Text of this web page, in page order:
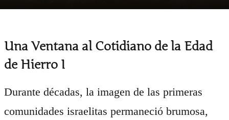
Una Ventana al Cotidiano de la Edad
de Hierro I
Durante décadas, la imagen de las primeras
comunidades israelitas permaneció brumosa,